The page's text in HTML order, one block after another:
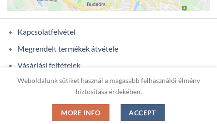
Kapcsolatfelvétel
Megrendelt termékek átvétele
Vásárlási feltételek
Ügyfél adatok
Copyright 2026 © ONIXCOM KFT.
Weboldalunk sütiket használ a magasabb felhasználói élmény
biztosítása érdekében.
MORE INFO ACCEPT